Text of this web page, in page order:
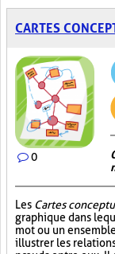
CARTES
0
Les Cartes
graphique dans
mot ou un
illustrer les